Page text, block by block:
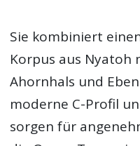
Sie kombiniert
Korpus aus Nyatoh
Ahornhals und
moderne C-Profil
sorgen für